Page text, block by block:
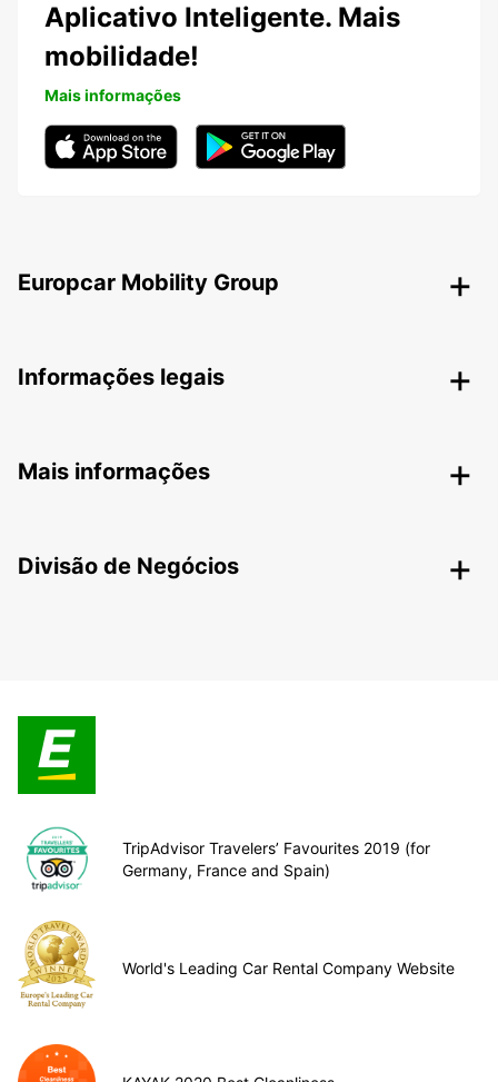
Aplicativo Inteligente. Mais
mobilidade!
Mais informações
Europcar Mobility Group
Informações legais
Mais informações
Divisão de Negócios
TripAdvisor Travelers’ Favourites 2019 (for
Germany, France and Spain)
World's Leading Car Rental Company Website